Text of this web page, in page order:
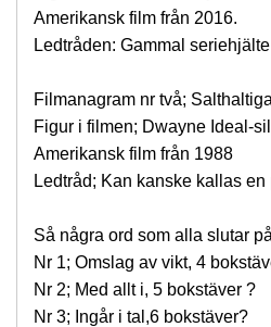
Amerikansk film från 2016.
Ledtråden: Gammal
Filmanagram nr två;
Figur i filmen; Dwayne Ideal-
Amerikansk film från 1988
Ledtråd; Kan kanske kallas
Så några ord som alla slutar
Nr 1; Omslag av vikt, 4
Nr 2; Med allt i, 5 bokstäver ?
Nr 3; Ingår i tal,6 bokstäver?